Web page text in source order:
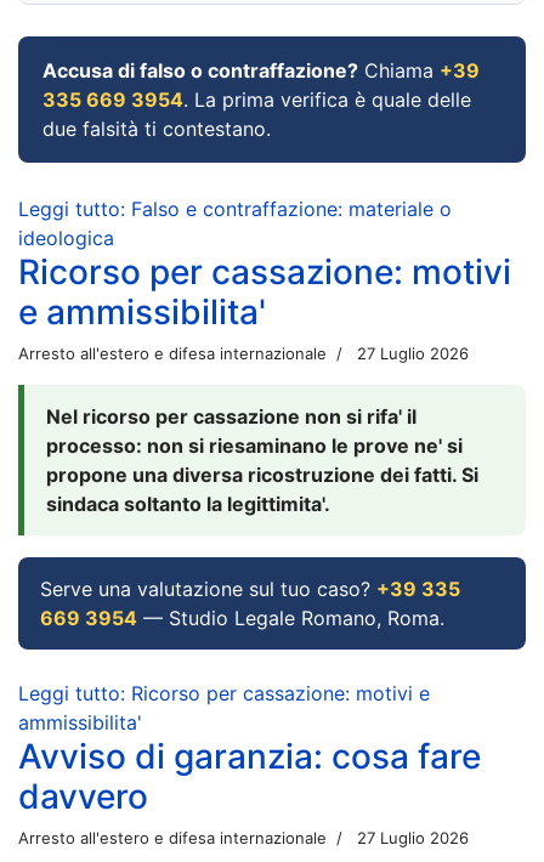
Accusa di falso o contraffazione? Chiama +39
335 669 3954. La prima verifica è quale delle
due falsità ti contestano.
Leggi tutto: Falso e contraffazione: materiale o
ideologica
Ricorso per cassazione: motivi
e ammissibilita'
Arresto all'estero e difesa internazionale 27 Luglio 2026
Nel ricorso per cassazione non si rifa' il
processo: non si riesaminano le prove ne' si
propone una diversa ricostruzione dei fatti. Si
sindaca soltanto la legittimita'.
Serve una valutazione sul tuo caso? +39 335
669 3954 — Studio Legale Romano, Roma.
Leggi tutto: Ricorso per cassazione: motivi e
ammissibilita'
Avviso di garanzia: cosa fare
davvero
Arresto all'estero e difesa internazionale 27 Luglio 2026